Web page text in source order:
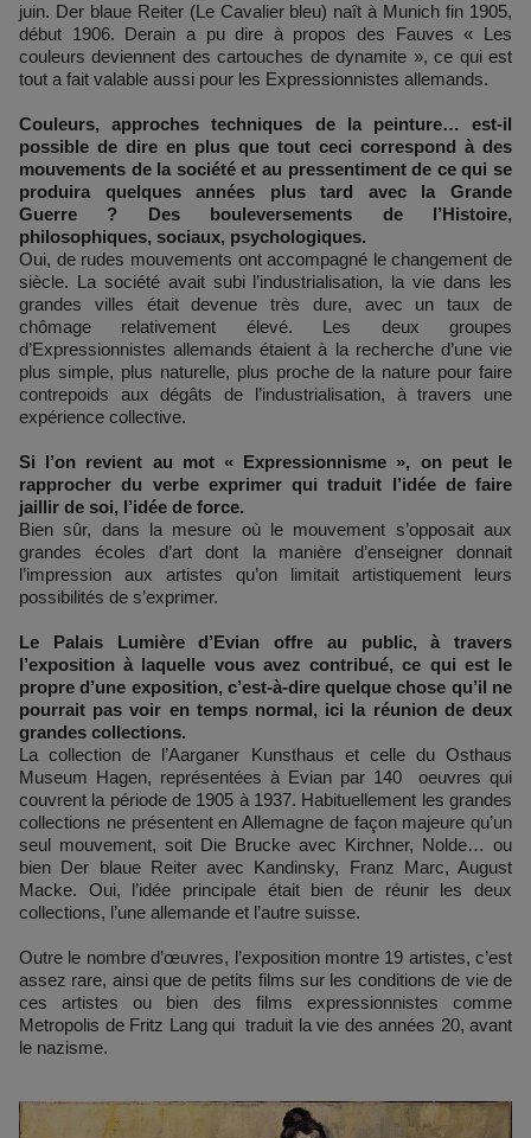
juin. Der blaue Reiter (Le Cavalier bleu) naît à Munich fin 1905,
début 1906. Derain a pu dire à propos des Fauves « Les
couleurs deviennent des cartouches de dynamite », ce qui est
tout a fait valable aussi pour les Expressionnistes allemands.
Couleurs, approches techniques de la peinture… est-il
possible de dire en plus que tout ceci correspond à des
mouvements de la société et au pressentiment de ce qui se
produira quelques années plus tard avec la Grande
Guerre ? Des bouleversements de l’Histoire,
philosophiques, sociaux, psychologiques.
Oui, de rudes mouvements ont accompagné le changement de
siècle. La société avait subi l’industrialisation, la vie dans les
grandes villes était devenue très dure, avec un taux de
chômage relativement élevé. Les deux groupes
d’Expressionnistes allemands étaient à la recherche d’une vie
plus simple, plus naturelle, plus proche de la nature pour faire
contrepoids aux dégâts de l’industrialisation, à travers une
expérience collective.
Si l’on revient au mot « Expressionnisme », on peut le
rapprocher du verbe exprimer qui traduit l’idée de faire
jaillir de soi, l’idée de force.
Bien sûr, dans la mesure où le mouvement s’opposait aux
grandes écoles d’art dont la manière d’enseigner donnait
l’impression aux artistes qu’on limitait artistiquement leurs
possibilités de s’exprimer.
Le Palais Lumière d’Evian offre au public, à travers
l’exposition à laquelle vous avez contribué, ce qui est le
propre d’une exposition, c’est-à-dire quelque chose qu’il ne
pourrait pas voir en temps normal, ici la réunion de deux
grandes collections.
La collection de l’Aarganer Kunsthaus et celle du Osthaus
Museum Hagen, représentées à Evian par 140 oeuvres qui
couvrent la période de 1905 à 1937. Habituellement les grandes
collections ne présentent en Allemagne de façon majeure qu’un
seul mouvement, soit Die Brucke avec Kirchner, Nolde… ou
bien Der blaue Reiter avec Kandinsky, Franz Marc, August
Macke. Oui, l’idée principale était bien de réunir les deux
collections, l’une allemande et l’autre suisse.
Outre le nombre d’œuvres, l’exposition montre 19 artistes, c’est
assez rare, ainsi que de petits films sur les conditions de vie de
ces artistes ou bien des films expressionnistes comme
Metropolis de Fritz Lang qui traduit la vie des années 20, avant
le nazisme.